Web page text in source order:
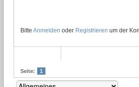
Bitte Anmelden oder Registrieren um der
Seite: 1